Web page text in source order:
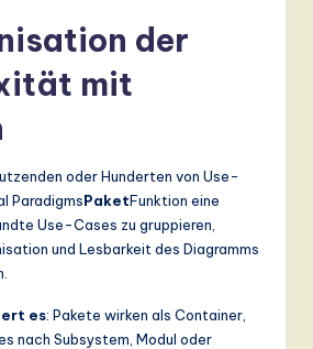
der
mit
oder Hunderten von Use-
ParadigmsPaketFunktion eine
Use-Cases zu gruppieren,
und Lesbarkeit des Diagramms
es: Pakete wirken als Container,
nach Subsystem, Modul oder